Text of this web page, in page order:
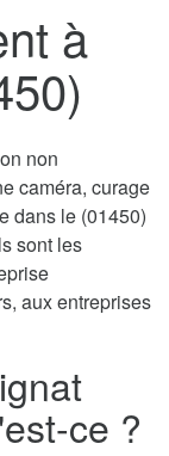
à
non
caméra, curage
dans le (01450)
sont les
aux entreprises
ce ?